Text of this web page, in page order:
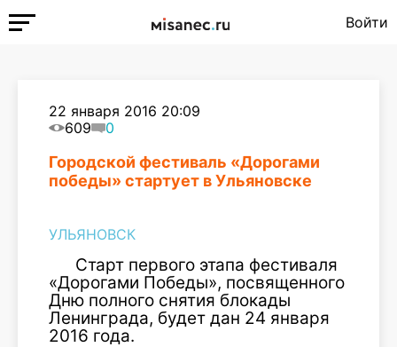
Войти
22 января 2016 20:09
609
0
Городской фестиваль «Дорогами
победы» стартует в Ульяновске
УЛЬЯНОВСК
Старт первого этапа фестиваля
«Дорогами Победы», посвященного
Дню полного снятия блокады
Ленинграда, будет дан 24 января
2016 года.